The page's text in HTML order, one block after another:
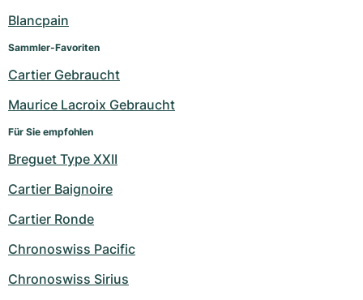
Blancpain
Sammler-Favoriten
Cartier Gebraucht
Maurice Lacroix Gebraucht
Für Sie empfohlen
Breguet Type XXII
Cartier Baignoire
Cartier Ronde
Chronoswiss Pacific
Chronoswiss Sirius